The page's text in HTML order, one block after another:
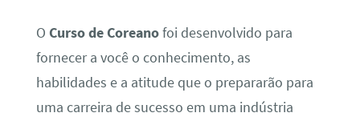
O Curso de Coreanofoi desenvolvido para
fornecer a você o conhecimento, as
habilidades e a atitude que o prepararão para
uma carreira de sucesso em uma indústria